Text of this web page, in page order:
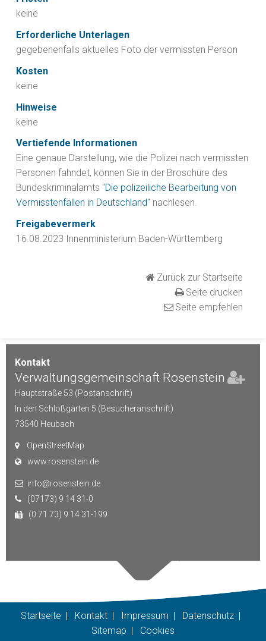
Kontakt
Verwaltungsgemeinschaft Rosenstein
Hauptstraße 53 (Postanschrift)
In den Schloßgärten 5 (Besucheranschrift)
73540 Heubach
OpenStreetMap
www.rosenstein.de
info@rosenstein.de
(07173) 9 14 31-0
(0 71 73) 9 14 31-199
keine
Erforderliche Unterlagen
gegebenenfalls aktuelles Foto der vermissten Person
Kosten
keine
Hinweise
keine
Vertiefende Informationen
Eine genaue Darstellung, wie die Polizei nach vermissten
Personen fahndet, können Sie in der Broschüre des
Bundeskriminalamts "Die polizeiliche Bearbeitung von
Vermisstenfällen in Deutschland" nachlesen.
Freigabevermerk
16.08.2023 Innenministerium Baden-Württemberg
Zurück zur Startseite
Seite drucken
Seite empfehlen
Startseite | Kontakt | Impressum | Datenschutz |
Sitemap | Cookies